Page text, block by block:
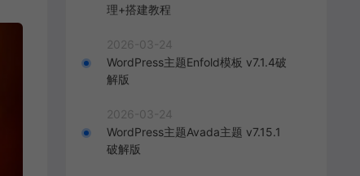
理+搭建教程
2026-03-24
WordPress主题Enfold模板 v7.1.4破
解版
2026-03-24
WordPress主题Avada主题 v7.15.1
破解版